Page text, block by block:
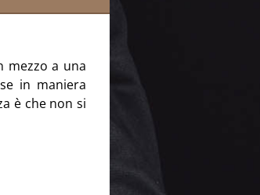
mezzo a una
in maniera
è che non si